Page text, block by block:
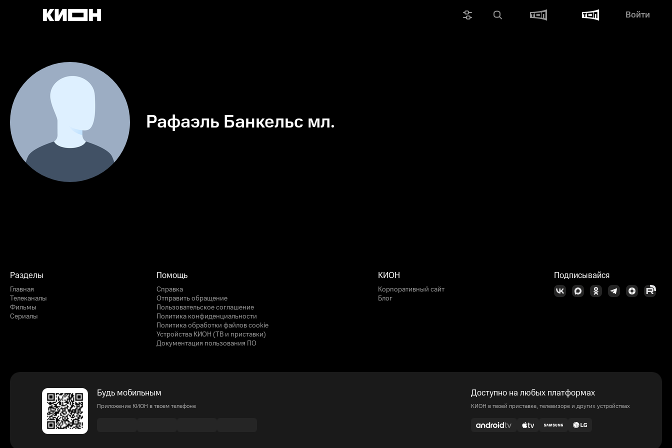
Войти
Рафаэль Банкельс мл.
Разделы
Главная
Телеканалы
Фильмы
Сериалы
Помощь
Справка
Отправить обращение
Пользовательское соглашение
Политика конфиденциальности
Политика обработки файлов cookie
Устройства КИОН (ТВ и приставки)
Документация пользования ПО
КИОН
Корпоративный сайт
Блог
Подписывайся
Будь мобильным
Приложение КИОН в твоем телефоне
Доступно на любых платформах
КИОН в твоей приставке, телевизоре и других устройствах